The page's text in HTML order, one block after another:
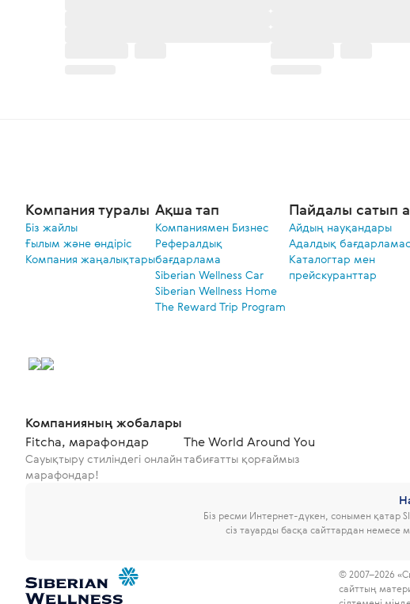
Компания туралы
Біз жайлы
Ғылым және өндіріс
Компания жаңалықтары
Ақша тап
Компаниямен Бизнес
Рефералдық
бағдарлама
Siberian Wellness Car
Siberian Wellness Home
The Reward Trip Program
Пайдалы сатып
Айдың науқандары
Адалдық
Каталогтар мен
прейскуранттар
Компанияның жобалары
Fitcha, марафондар
Сауықтыру стиліндегі онлайн
марафондар!
The World Around You
табиғатты қорғаймыз
Біз ресми Интернет-дүкен, сонымен қатар
сіз тауарды басқа сайттардан
© 2007–2026
сайттың